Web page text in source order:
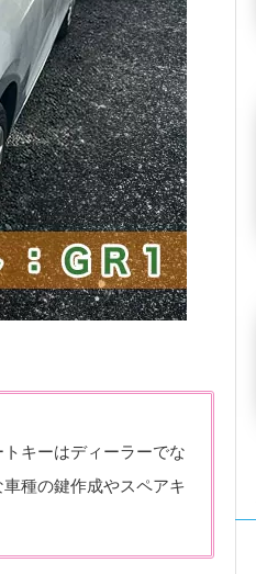
キーはディーラーでな
種の鍵作成やスペアキ